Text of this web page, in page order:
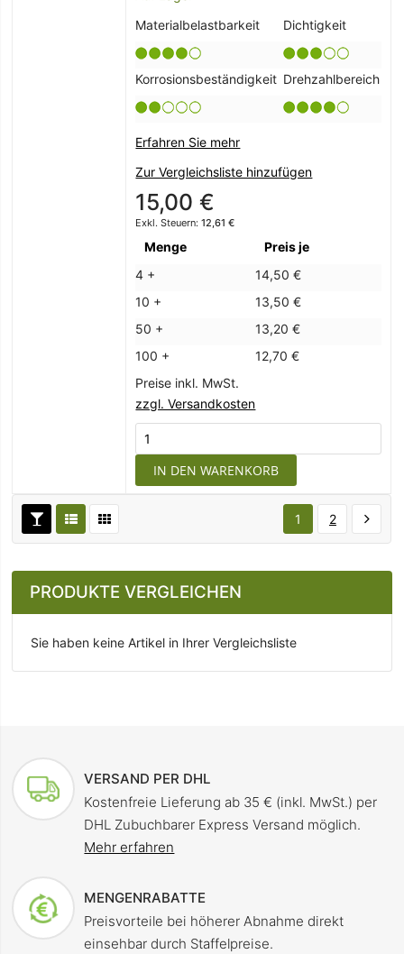
Materialbelastbarkeit
Dichtigkeit
Korrosionsbeständigkeit Drehzahlbereich
Erfahren Sie mehr
Zur Vergleichsliste hinzufügen
15,00 €
12,61 €
Menge
Preis je
4 +
14,50 €
10 +
13,50 €
50 +
13,20 €
100 +
12,70 €
Preise inkl. MwSt.
zzgl. Versandkosten
IN DEN WARENKORB
1 2
PRODUKTE VERGLEICHEN
Sie haben keine Artikel in Ihrer Vergleichsliste
VERSAND PER DHL
Kostenfreie Lieferung ab 35 € (inkl. MwSt.) per
DHL Zubuchbarer Express Versand möglich.
Mehr erfahren
MENGENRABATTE
Preisvorteile bei höherer Abnahme direkt
einsehbar durch Staffelpreise.